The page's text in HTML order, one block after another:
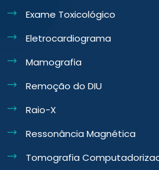
Exame Toxicológico
Eletrocardiograma
Mamografia
Remoção do DIU
Raio-X
Ressonância Magnética
Tomografia